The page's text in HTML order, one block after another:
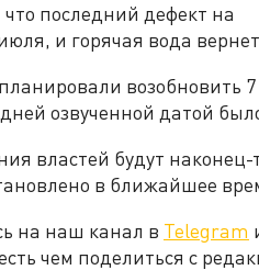
последний дефект на
и горячая вода
возобновить
озвученной датой
властей будут наконец-
в ближайшее
на наш канал в Telegram
чем поделиться с